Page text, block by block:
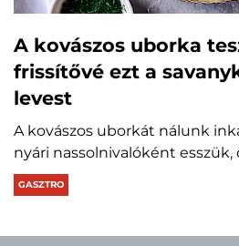
A kovászos uborka
frissítővé ezt a
levest
A kovászos uborkát nálunk
nyári nassolnivalóként
GASZTRO